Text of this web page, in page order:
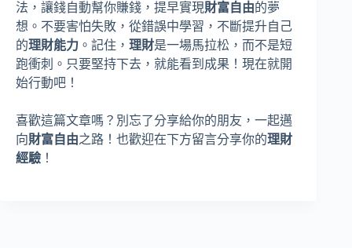
法，讓錢自動幫你賺錢，提早實現財富自由的夢
想。不要害怕失敗，從錯誤中學習，不斷提升自己
的理財能力 。記住， 理財是一場馬拉松，而不是短
跑衝刺。只要堅持下去，就能看到成果！現在就開
始行動吧！
喜歡這篇文章嗎？別忘了分享給你的朋友，一起邁
向財富自由之路！也歡迎在下方留言分享你的理財
經驗 ！